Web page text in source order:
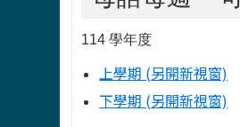
114 學年度
上學期 (另開新視窗)
下學期 (另開新視窗)